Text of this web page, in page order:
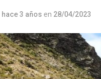
hace 3 años en 28/04/2023